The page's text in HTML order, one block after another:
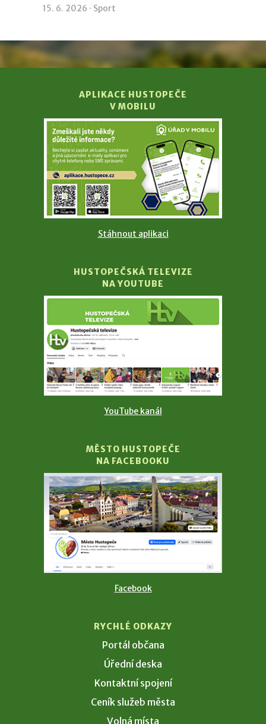
15. 6. 2026 · Sport
APLIKACE HUSTOPEČE
V MOBILU
Stáhnout aplikaci
HUSTOPEČSKÁ TELEVIZE
NA YOUTUBE
YouTube kanál
MĚSTO HUSTOPEČE
NA FACEBOOKU
Facebook
RYCHLÉ ODKAZY
Portál občana
Úřední deska
Kontaktní spojení
Ceník služeb města
Volná místa